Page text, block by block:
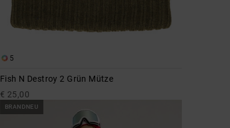
5
Fish N Destroy 2 Grün Mütze
€ 25,00
BRANDNEU